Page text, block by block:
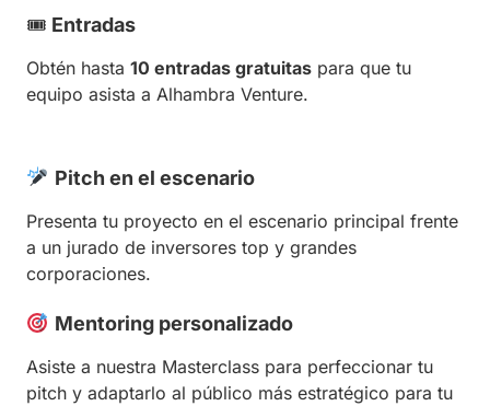
🎟 Entradas
Obtén hasta 10 entradas gratuitas para que tu
equipo asista a Alhambra Venture.
Pitch en el escenario
Presenta tu proyecto en el escenario principal frente
a un jurado de inversores top y grandes
corporaciones.
Mentoring personalizado
Asiste a nuestra Masterclass para perfeccionar tu
pitch y adaptarlo al público más estratégico para tu